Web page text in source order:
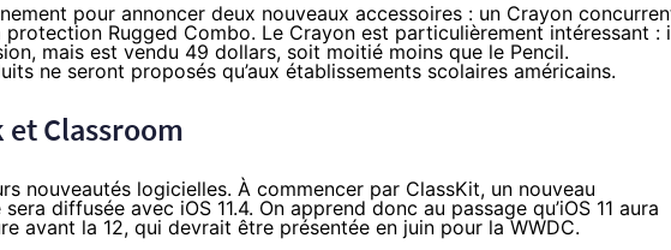
pour annoncer deux nouveaux accessoires : un Crayon
Rugged Combo. Le Crayon est particulièrement intéressant :
mais est vendu 49 dollars, soit moitié moins que le Pencil.
ne seront proposés qu’aux établissements scolaires américains.
Classroom
nouveautés logicielles. À commencer par ClassKit, un nouveau
diffusée avec iOS 11.4. On apprend donc au passage qu’iOS 11 aura
avant la 12, qui devrait être présentée en juin pour la WWDC.